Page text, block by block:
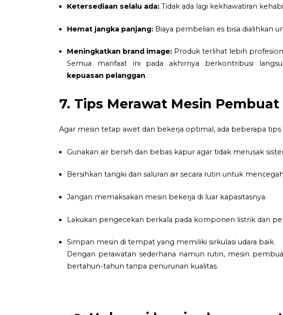
Ketersediaan selalu ada: Tidak ada lagi kekhawatiran
Hemat jangka panjang: Biaya pembelian es bisa dialihkan
Meningkatkan brand image: Produk terlihat lebih
Semua manfaat ini pada akhirnya berkontribusi
kepuasan pelanggan.
7. Tips Merawat Mesin Pembuat
Agar mesin tetap awet dan bekerja optimal, ada beberapa
Gunakan air bersih dan bebas kapur agar tidak merusak
Bersihkan tangki dan saluran air secara rutin untuk
Jangan memaksakan mesin bekerja di luar kapasitasnya.
Lakukan pengecekan berkala pada komponen listrik dan
Simpan mesin di tempat yang memiliki sirkulasi udara baik.
Dengan perawatan sederhana namun rutin, mesin
bertahun-tahun tanpa penurunan kualitas.